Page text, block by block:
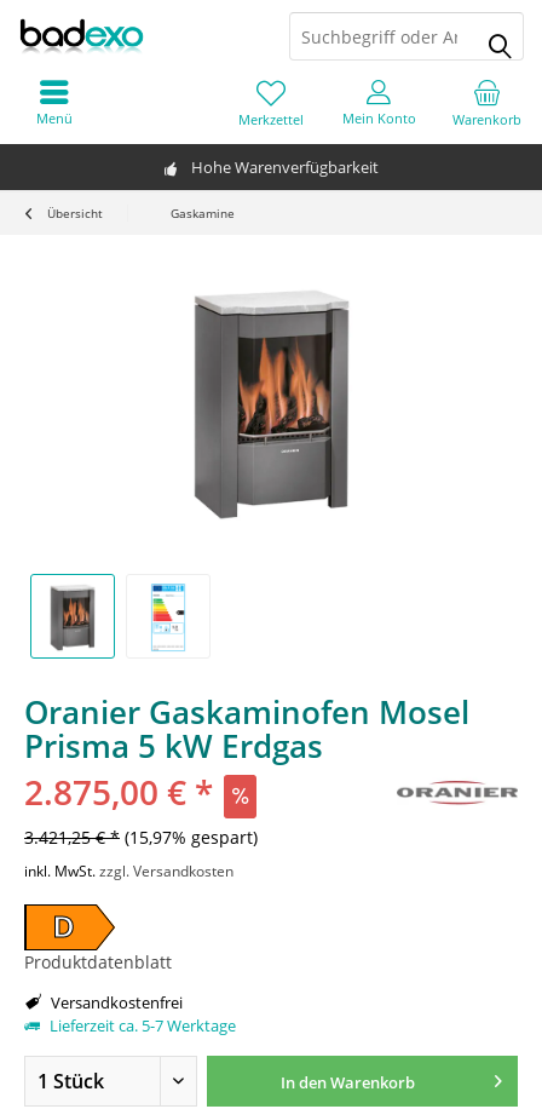
Hohe Warenverfügbarkeit
Warenkorb
Merkzettel Mein Konto
Menü
Übersicht Gaskamine
Oranier Gaskaminofen Mosel
Prisma 5 kW Erdgas
2.875,00 € *
3.421,25 € * (15,97% gespart)
inkl. MwSt.zzgl. Versandkosten
D
Produktdatenblatt
Versandkostenfrei
Lieferzeit ca. 5-7 Werktage
In denWarenkorb